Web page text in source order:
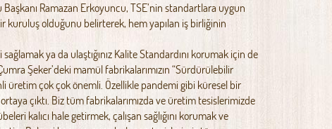
Ramazan Erkoyuncu, TSE’nin standartlara uygun
kuruluş olduğunu belirterek, hem yapılan iş birliğinin
ya da ulaştığınız Kalite Standardını korumak için de
Şeker’deki mamül fabrikalarımızın “Sürdürülebilir
üretim çok çok önemli. Özellikle pandemi gibi küresel bir
çıktı. Biz tüm fabrikalarımızda ve üretim tesislerimizde
kalıcı hale getirmek, çalışan sağlığını korumak ve